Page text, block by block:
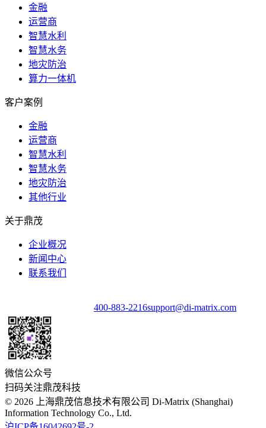
金融
运营商
智慧水利
智慧水务
地灾防治
算力一体机
客户案例
金融
运营商
智慧水利
智慧水务
地灾防治
其他行业
关于鼎茂
企业概况
新闻中心
联系我们
400-883-2216support@di-matrix.com
微信公众号
扫码关注鼎茂科技
© 2026 上海鼎茂信息技术有限公司 Di-Matrix (Shanghai)
Information Technology Co., Ltd.